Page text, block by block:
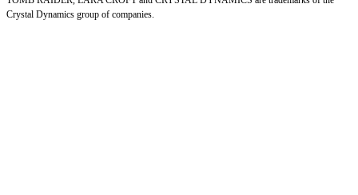
Crystal Dynamics group of companies.